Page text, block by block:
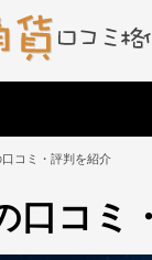
コミ・評判を紹介
口コミ